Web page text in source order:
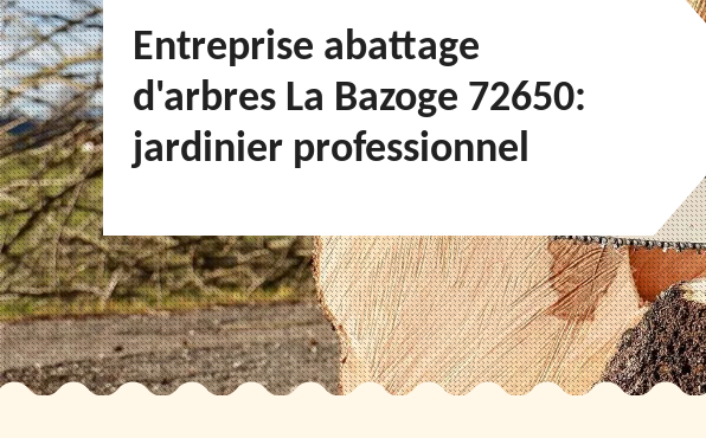
Entreprise abattage
d'arbres La Bazoge 72650:
jardinier professionnel